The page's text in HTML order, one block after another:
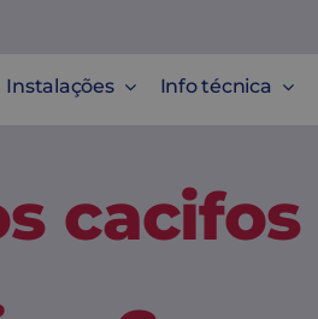
Instalações Info técnica